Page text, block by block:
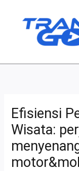
Efisiensi
Wisata: